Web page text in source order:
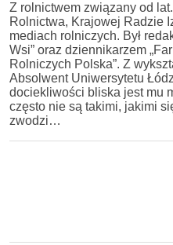
Z rolnictwem związany od
Rolnictwa, Krajowej Radzie
mediach rolniczych. Był
Wsi” oraz dziennikarzem
Rolniczych Polska”. Z
Absolwent Uniwersytetu
dociekliwości bliska jest mu
często nie są takimi, jakimi
zwodzi…